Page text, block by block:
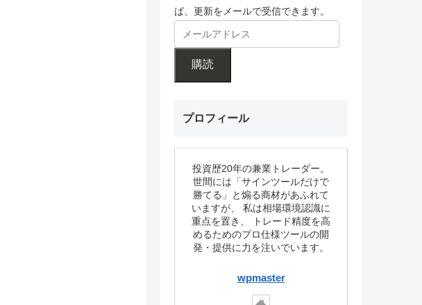
ば、更新をメールで受信できます。
購読
プロフィール
投資歴20年の兼業トレーダー。
世間には「サインツールだけで
勝てる」と煽る商材があふれて
いますが、 私は相場環境認識に
重点を置き、 トレード精度を高
めるためのプロ仕様ツールの開
発・提供に力を注いでいます。
wpmaster